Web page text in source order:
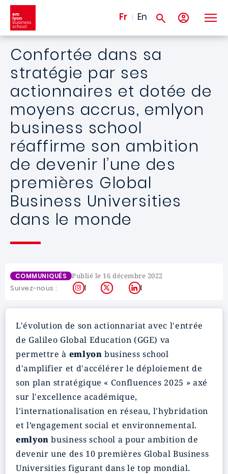
Aller au contenu principal
Fr En
Confortée dans sa
stratégie par ses
actionnaires et dotée de
moyens accrus, emlyon
business school
réaffirme son ambition
de devenir l’une des
premières Global
Business Universities
dans le monde
COMMUNIQUÉS Publié le 16 décembre 2022
Suivez-nous : Instagram
X LinkedIn
L'évolution de son actionnariat avec l'entrée
de Galileo Global Education (GGE) va
permettre à emlyon business school
d'amplifier et d'accélérer le déploiement de
son plan stratégique « Confluences 2025 » axé
sur l'excellence académique,
l'internationalisation en réseau, l'hybridation
et l’engagement social et environnemental.
emlyon business school a pour ambition de
devenir une des 10 premières Global Business
Universities figurant dans le top mondial.